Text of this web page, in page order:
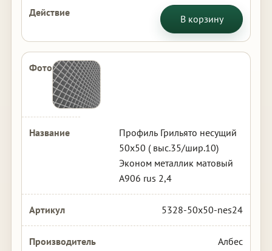
В корзину
Профиль Грильято несущий
50х50 ( выс.35/шир.10)
Эконом металлик матовый
А906 rus 2,4
5328-50x50-nes24
Албес